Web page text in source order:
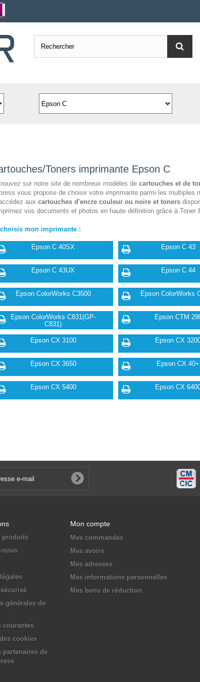
Toners imprimante Epson C
sur notre site de nombreux modèles de cartouches et de
vous propose de choisir votre imprimante parmi les multiples
aux cartouches d'encre couleur ou noire et toners
vos documents et photos en haute définition grâce à Toner
mon imprimante :
Epson C 40SX Epson C 43
Epson C 43UX Epson C 44
Epson ColorWorks C3500 Epson ColorWorks
Epson ColorWorks C831(GP-
C831)
Epson CTM
Epson CX 3100 Epson CX
Epson CX 3650 Epson CX 40+
Epson CX 5400 Epson CX
produits
nous
générales de
courantes
cookies
partenaires de
Mon compte
Mes commandes
Mes avoirs
Mes adresses
Mes informations personnelles
Mes bons de réduction